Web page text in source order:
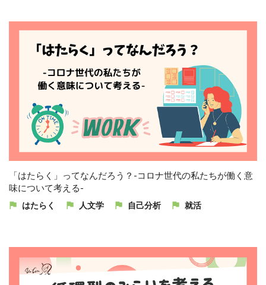
「はたらく」ってなんだろう？-コロナ世代の私たちが働く意
味について考える-
はたらく 人文学 自己分析 就活